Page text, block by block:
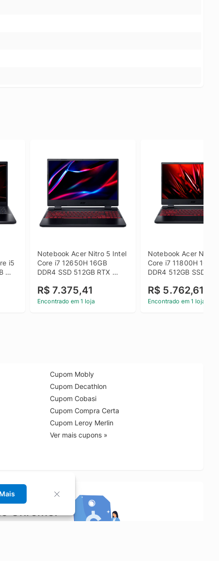
i5
Notebook Acer Nitro 5 Intel
Core i7 12650H 16GB
DDR4 SSD 512GB RTX
11 Home - Preto
R$ 7.375,41
Encontrado em 1 loja
Notebook Acer Nitro
Core i7 11800H 16GB
DDR4 512GB SSD
R$ 5.762,61
Encontrado em 1 loja
Cupom Mobly
Cupom Decathlon
Cupom Cobasi
Cupom Compra Certa
Cupom Leroy Merlin
Ver mais cupons »
Chrome!